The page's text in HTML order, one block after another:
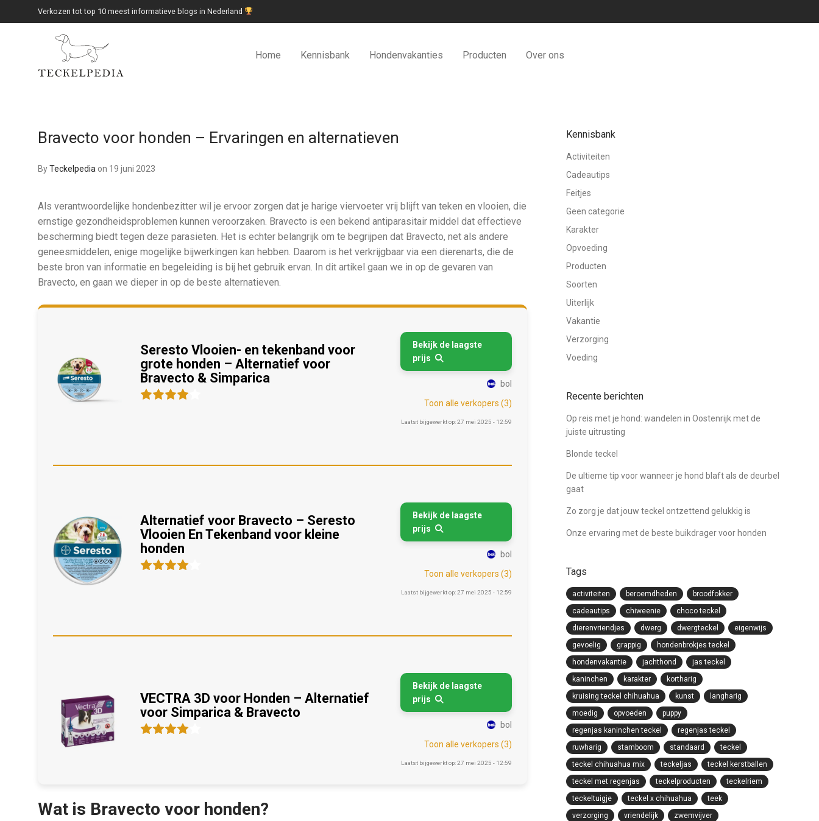
Verkozen tot top 10 meest informatieve blogs in Nederland
Home Kennisbank Hondenvakanties Producten Over ons
Bravecto voor honden – Ervaringen en alternatieven
ByTeckelpedia on 19 juni 2023
Als verantwoordelijke hondenbezitter wil je ervoor zorgen dat je harige viervoeter vrij blijft van teken en vlooien, die
ernstige gezondheidsproblemen kunnen veroorzaken. Bravecto is een bekend antiparasitair middel dat effectieve
bescherming biedt tegen deze parasieten. Het is echter belangrijk om te begrijpen dat Bravecto, net als andere
geneesmiddelen, enige mogelijke bijwerkingen kan hebben. Daarom is het verkrijgbaar via een dierenarts, die de
beste bron van informatie en begeleiding is bij het gebruik ervan. In dit artikel gaan we in op de gevaren van
Bravecto, en gaan we dieper in op de beste alternatieven.
Seresto Vlooien- en tekenband voor
grote honden – Alternatief voor
Bravecto & Simparica
Bekijk de laagste
prijs 
bol
Toon alle verkopers (3)
Laatst bijgewerkt op: 27 mei 2025 - 12:59
Alternatief voor Bravecto – Seresto
Vlooien En Tekenband voor kleine
honden
Bekijk de laagste
prijs 
bol
Toon alle verkopers (3)
Laatst bijgewerkt op: 27 mei 2025 - 12:59
VECTRA 3D voor Honden – Alternatief
voor Simparica & Bravecto
Bekijk de laagste
prijs 
bol
Toon alle verkopers (3)
Laatst bijgewerkt op: 27 mei 2025 - 12:59
Wat is Bravecto voor honden?
Kennisbank
Activiteiten
Cadeautips
Feitjes
Geen categorie
Karakter
Opvoeding
Producten
Soorten
Uiterlijk
Vakantie
Verzorging
Voeding
Recente berichten
Op reis met je hond: wandelen in Oostenrijk met de
juiste uitrusting
Blonde teckel
De ultieme tip voor wanneer je hond blaft als de deurbel
gaat
Zo zorg je dat jouw teckel ontzettend gelukkig is
Onze ervaring met de beste buikdrager voor honden
Tags
activiteiten beroemdheden
broodfokker
cadeautips
chiweenie
choco teckel
dierenvriendjes
dwerg dwergteckel
eigenwijs
gevoelig
grappig
hondenbrokjes teckel
hondenvakantie
jachthond
jas teckel
kaninchen
karakter
kortharig
kruising teckel chihuahua
kunst
langharig
moedig
opvoeden
puppy
regenjas kaninchen teckel
regenjas teckel
ruwharig
stamboom standaard
teckel
teckel chihuahua mix
teckeljas
teckel kerstballen
teckel met regenjas
teckelproducten
teckelriem
teckeltuigje
teckel x chihuahua
teek
verzorging
vriendelijk zwemvijver